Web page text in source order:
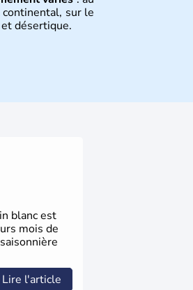
sur le
désertique.
blanc est
mois de
Lire l'article